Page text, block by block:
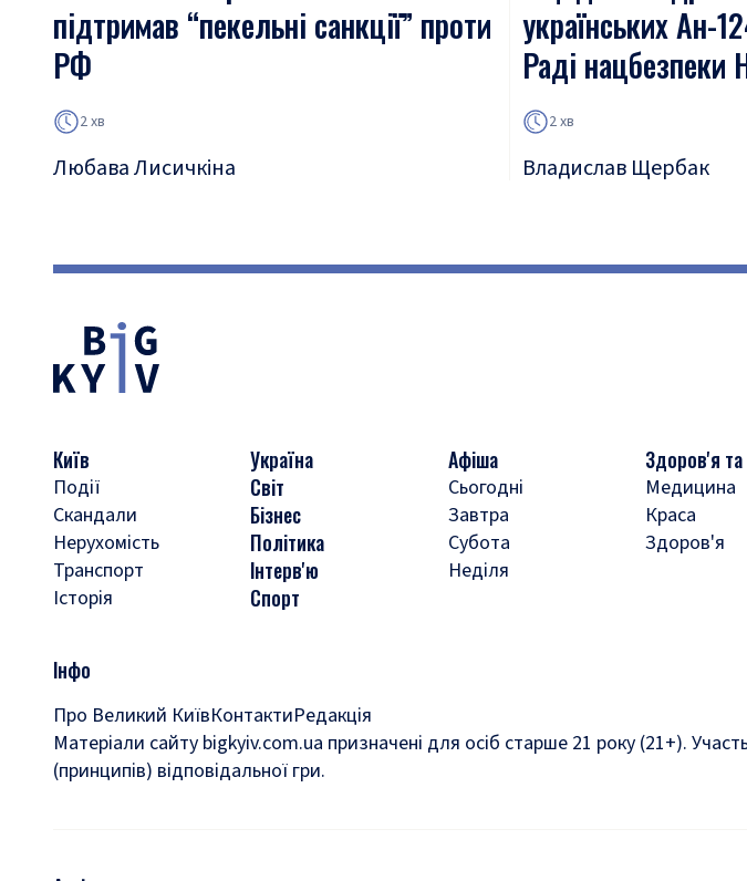
підтримав “пекельні санкції” проти
РФ
2 хв
Любава Лисичкіна
українських Ан-
Раді нацбезпеки
2 хв
Владислав Щербак
Київ
Події
Скандали
Нерухомість
Транспорт
Історія
Україна
Світ
Бізнес
Політика
Інтерв'ю
Спорт
Афіша
Сьогодні
Завтра
Субота
Неділя
Здоров'я та
Медицина
Краса
Здоров'я
Інфо
Про Великий КиївКонтактиРедакція
Матеріали сайту bigkyiv.com.ua призначені для осіб старше 21 року (21+).
(принципів) відповідальної гри.